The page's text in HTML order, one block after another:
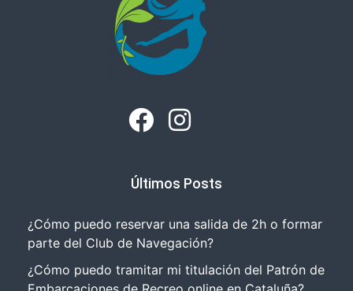
Últimos Posts
¿Cómo puedo reservar una salida de 2h o formar
parte del Club de Navegación?
¿Cómo puedo tramitar mi titulación del Patrón de